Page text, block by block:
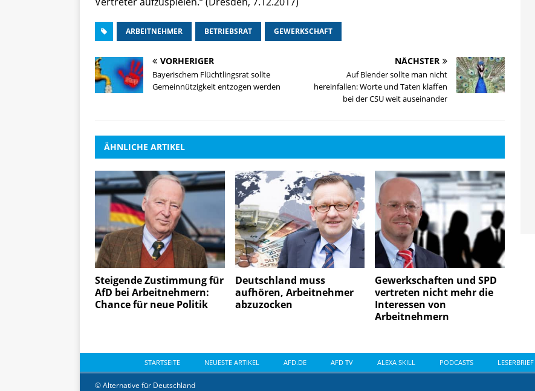
ARBEITNEHMER BETRIEBSRAT GEWERKSCHAFT
VORHERIGER
Bayerischem Flüchtlingsrat sollte
Gemeinnützigkeit entzogen werden
NÄCHSTER
Auf Blender sollte man nicht
hereinfallen: Worte und Taten klaffen
bei der CSU weit auseinander
ÄHNLICHE ARTIKEL
Steigende Zustimmung für
AfD bei Arbeitnehmern:
Chance für neue Politik
Deutschland muss
aufhören, Arbeitnehmer
abzuzocken
Gewerkschaften und SPD
vertreten nicht mehr die
Interessen von
Arbeitnehmern
STARTSEITE NEUESTE ARTIKEL AFD.DE AFD TV ALEXA SKILL PODCASTS LESERBRIEF
© Alternative für Deutschland